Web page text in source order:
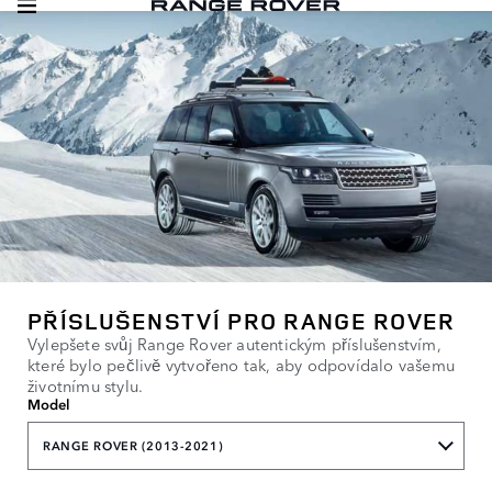
PŘÍSLUŠENSTVÍ PRO RANGE ROVER
Vylepšete svůj Range Rover autentickým příslušenstvím,
které bylo pečlivě vytvořeno tak, aby odpovídalo vašemu
životnímu stylu.
Model
RANGE ROVER (2013-2021)